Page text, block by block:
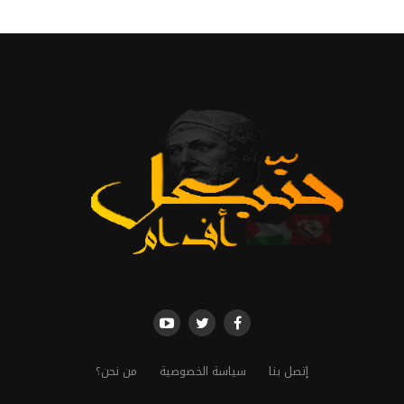
إتصل بنا سياسة الخصوصية من نحن؟